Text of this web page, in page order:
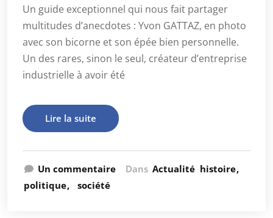
Un guide exceptionnel qui nous fait partager
multitudes d’anecdotes : Yvon GATTAZ, en photo
avec son bicorne et son épée bien personnelle.
Un des rares, sinon le seul, créateur d’entreprise
industrielle à avoir été
Lire la suite
Un commentaire Dans Actualité histoire
politique
société